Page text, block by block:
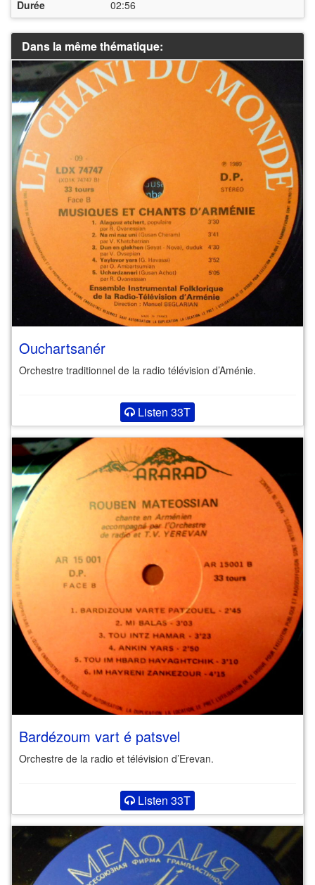
Durée 02:56
Dans la même thématique:
Ouchartsanér
Orchestre traditionnel de la radio télévision d’Aménie.
Listen 33T
Bardézoum vart é patsvel
Orchestre de la radio et télévision d’Erevan.
Listen 33T